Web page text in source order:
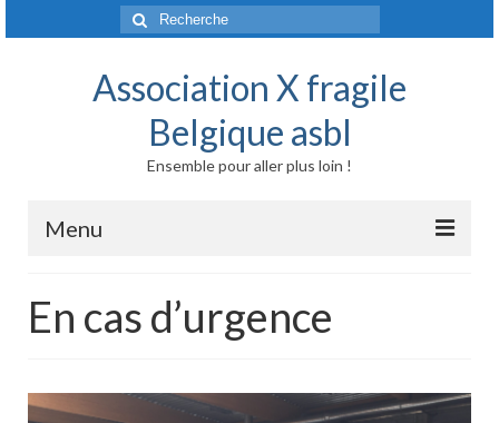
Rechercher
:
Association X fragile
Belgique asbl
Ensemble pour aller plus loin !
Menu
Syndrome X fragile et maladies liées
En cas d’urgence